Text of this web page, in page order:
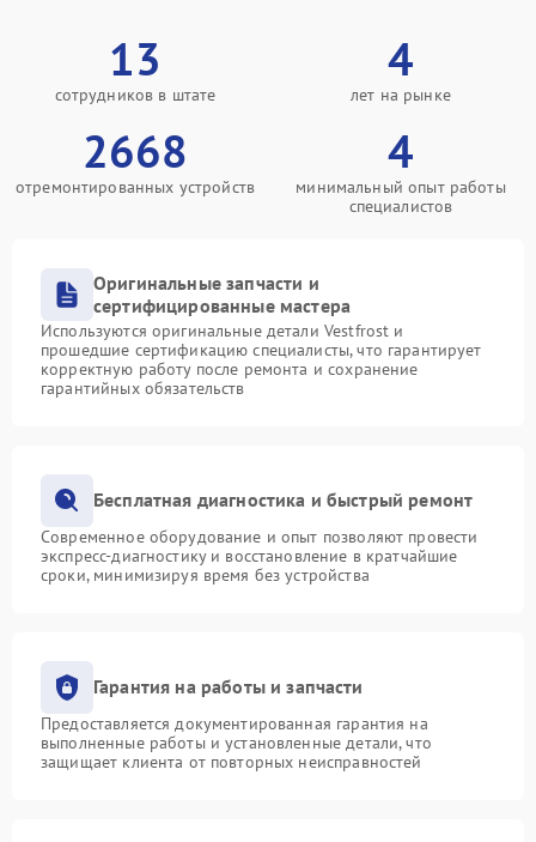
13
сотрудников в штате
4
лет на рынке
2668
отремонтированных устройств
4
минимальный опыт работы
специалистов
Оригинальные запчасти и
сертифицированные мастера
Используются оригинальные детали Vestfrost и
прошедшие сертификацию специалисты, что гарантирует
корректную работу после ремонта и сохранение
гарантийных обязательств
Бесплатная диагностика и быстрый ремонт
Современное оборудование и опыт позволяют провести
экспресс-диагностику и восстановление в кратчайшие
сроки, минимизируя время без устройства
Гарантия на работы и запчасти
Предоставляется документированная гарантия на
выполненные работы и установленные детали, что
защищает клиента от повторных неисправностей